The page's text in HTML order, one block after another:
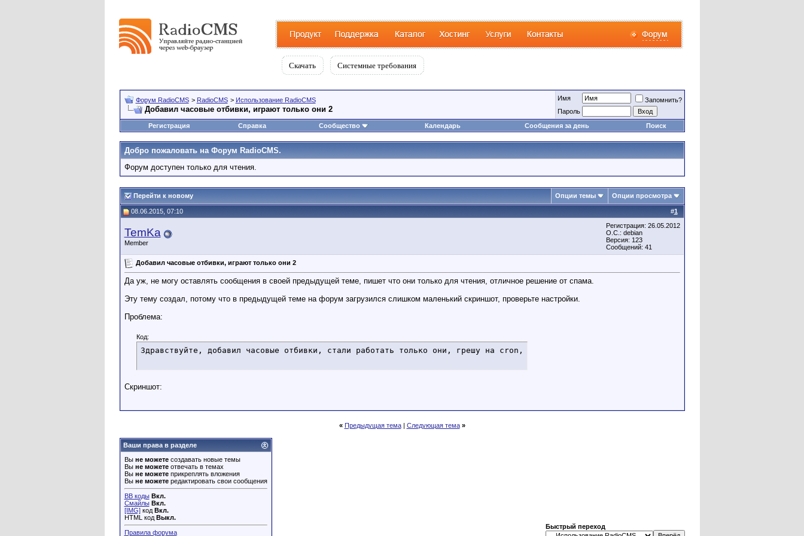
Форум RadioCMS > RadioCMS > Использование RadioCMS
Добавил часовые отбивки, играют только они 2
Имя
Запомнить?
Пароль
Регистрация
Справка Сообщество Календарь Сообщения за день Поиск
Добро пожаловать на Форум RadioCMS.
Форум доступен только для чтения.
Перейти к новому Опции темы Опции просмотра
#1
08.06.2015, 07:10
TemKa
Member
Регистрация: 26.05.2012
О.С.: debian
Версия: 123
Сообщений: 41
Добавил часовые отбивки, играют только они 2
Да уж, не могу оставлять сообщения в своей предыдущей теме, пишет что они только для чтения, отличное решение от спама.
Эту тему создал, потому что в предыдущей теме на форум загрузился слишком маленький скриншот, проверьте настройки.
Проблема:
Код:
Здравствуйте, добавил часовые отбивки, стали работать только они, грешу на cron, проблема описана тут http://radiocms.ru/forum/
Скриншот:
« Предыдущая тема| Следующая тема »
Ваши права в разделе
Вы не можетесоздавать новые темы
Вы не можетеотвечать в темах
Вы не можетеприкреплять вложения
Вы не можетередактировать свои сообщения
BB коды Вкл.
Смайлы Вкл.
[IMG]код Вкл.
HTML код Выкл.
Правила форума
Быстрый переход